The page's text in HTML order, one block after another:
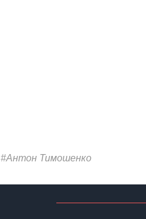
#Антон Тимошенко